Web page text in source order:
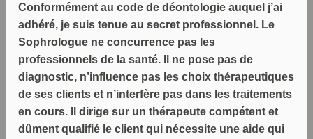
Conformément au code de déontologie auquel j’ai
adhéré, je suis tenue au secret professionnel. Le
Sophrologue ne concurrence pas les
professionnels de la santé. Il ne pose pas de
diagnostic, n’influence pas les choix thérapeutiques
de ses clients et n’interfère pas dans les traitements
en cours. Il dirige sur un thérapeute compétent et
dûment qualifié le client qui nécessite une aide qui